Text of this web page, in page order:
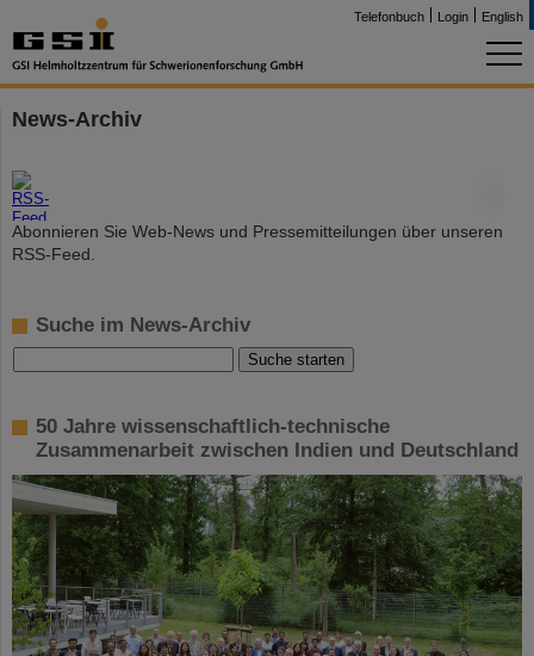
Telefonbuch Login English
News-Archiv
Abonnieren Sie Web-News und Pressemitteilungen über unseren
RSS-Feed.
Suche im News-Archiv
50 Jahre wissenschaftlich-technische
Zusammenarbeit zwischen Indien und Deutschland